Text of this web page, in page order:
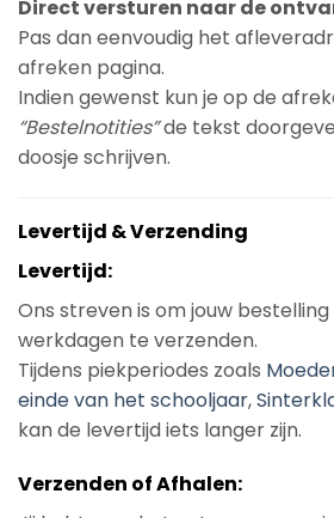
Direct versturen naar de
Pas dan eenvoudig het
afreken pagina.
Indien gewenst kun je op de
“Bestelnotities”de tekst
doosje schrijven.
Levertijd & Verzending
Levertijd:
Ons streven is om jouw bestelling
werkdagen te verzenden.
Tijdens piekperiodes zoals
einde van het schooljaar,
kan de levertijd iets langer zijn.
Verzenden of Afhalen: